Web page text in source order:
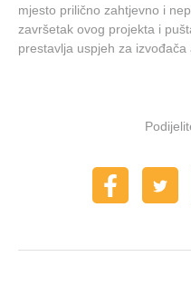
mjesto prilično zahtjevno i
završetak ovog projekta i
prestavlja uspjeh za izvođača